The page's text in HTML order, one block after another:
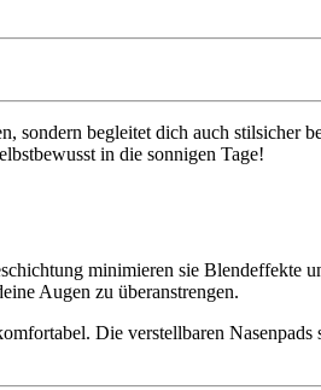
sondern begleitet dich auch stilsicher
in die sonnigen Tage!
minimieren sie Blendeffekte
Augen zu überanstrengen.
Die verstellbaren Nasenpads